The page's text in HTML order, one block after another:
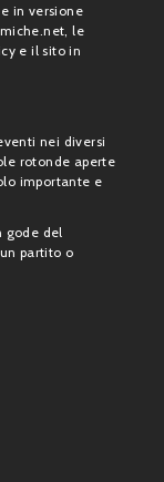
in versione
le
e il sito in
nei diversi
rotonde aperte
importante e
gode del
partito o